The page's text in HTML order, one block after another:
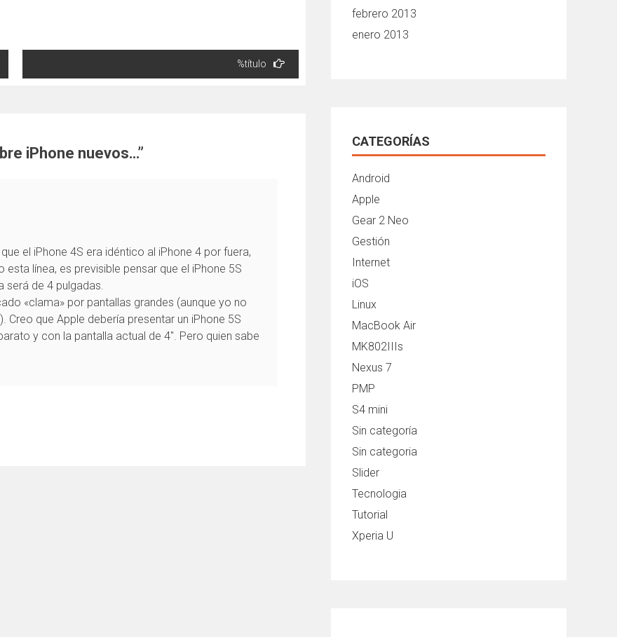
%título
iPhone nuevos…”
el iPhone 4S era idéntico al iPhone 4 por fuera,
línea, es previsible pensar que el iPhone 5S
será de 4 pulgadas.
«clama» por pantallas grandes (aunque yo no
que Apple debería presentar un iPhone 5S
y con la pantalla actual de 4″. Pero quien sabe
febrero 2013
enero 2013
CATEGORÍAS
Android
Apple
Gear 2 Neo
Gestión
Internet
iOS
Linux
MacBook Air
MK802IIIs
Nexus 7
PMP
S4 mini
Sin categoría
Sin categoria
Slider
Tecnologia
Tutorial
Xperia U